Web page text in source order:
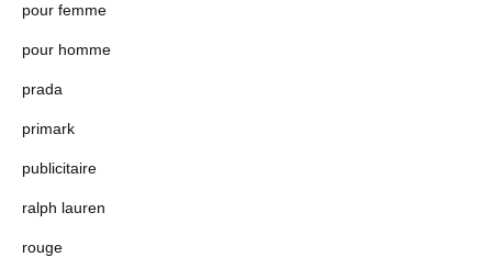
pour femme
pour homme
prada
primark
publicitaire
ralph lauren
rouge